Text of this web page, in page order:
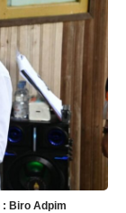
: Biro Adpim